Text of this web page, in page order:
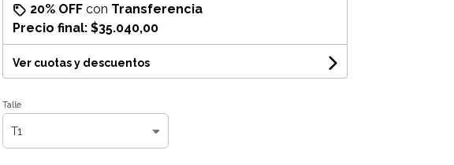
20% OFFcon Transferencia
Precio final: $35.040,00
Ver cuotas y descuentos
Talle